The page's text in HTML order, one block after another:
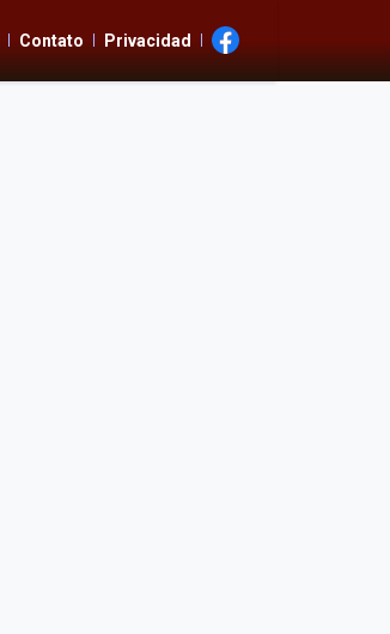
Contato Privacidad